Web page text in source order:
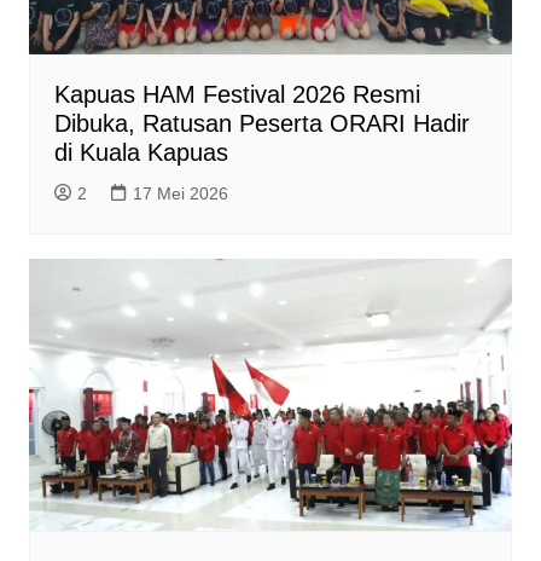
Kapuas HAM Festival 2026 Resmi
Dibuka, Ratusan Peserta ORARI Hadir
di Kuala Kapuas
2 17 Mei 2026